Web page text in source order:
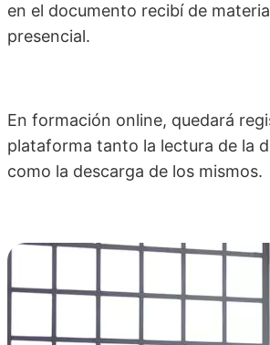
en el documento recibí de
presencial.
En formación online, quedará
plataforma tanto la lectura de la
como la descarga de los mismos.